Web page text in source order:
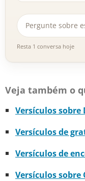
Resta 1 conversa hoje
Veja também o
Versículos sobre
Versículos de
Versículos de
Versículos sobre